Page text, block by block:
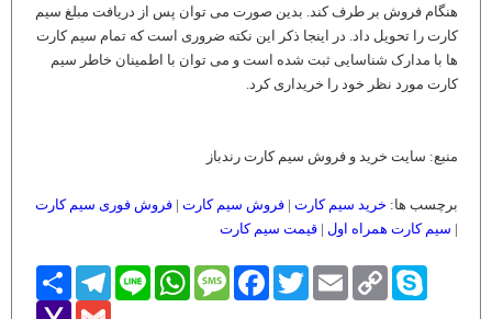
هنگام فروش بر طرف کند. بدین صورت می توان پس از دریافت مبلغ سیم
کارت را تحویل داد. در اینجا ذکر این نکته ضروری است که تمام سیم کارت
ها با مدارک شناسایی ثبت شده است و می توان با اطمینان خاطر سیم
کارت مورد نظر خود را خریداری کرد.
منبع: سایت خرید و فروش سیم کارت رندباز
برچسب ها: خرید سیم کارت | فروش سیم کارت | فروش فوری سیم کارت
| سیم کارت همراه اول | قیمت سیم کارت
اشتراکTelegram Line
WhatsAppMessageFacebookTwitter Email
Copy
Link
Skype
Yahoo Gmail